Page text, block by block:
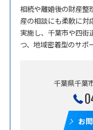
相続や離婚後の財産整
産の相談にも柔軟に対
実施し、千葉市や四街
つ、地域密着型のサポ
千葉県千葉
お